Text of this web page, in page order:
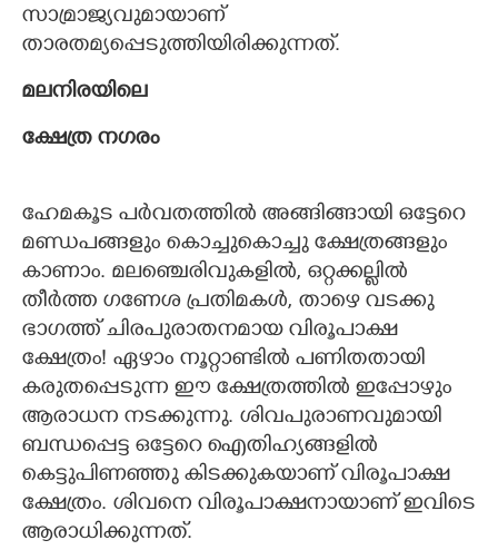
സാമ്രാജ്യവുമായാണ്
താരതമ്യപ്പെടുത്തിയിരിക്കുന്നത്.
മലനിരയിലെ
ക്ഷേത്ര നഗരം
ഹേമകൂട പർവതത്തിൽ അങ്ങിങ്ങായി ഒട്ടേറെ
മണ്ഡപങ്ങളും കൊച്ചുകൊച്ചു ക്ഷേത്രങ്ങളും
കാണാം. മല‍ഞ്ചെരിവുകളിൽ,​ ഒറ്റക്കല്ലിൽ
തീർത്ത ഗണേശ പ്രതിമകൾ,​ താഴെ വടക്കു
ഭാഗത്ത് ചിരപുരാതനമായ വിരൂപാക്ഷ
ക്ഷേത്രം! ഏഴാം നൂറ്റാണ്ടിൽ പണിതതായി
കരുതപ്പെടുന്ന ഈ ക്ഷേത്രത്തിൽ ഇപ്പോഴും
ആരാധന നടക്കുന്നു. ശിവപുരാണവുമായി
ബന്ധപ്പെട്ട ഒട്ടേറെ ഐതിഹ്യങ്ങളിൽ
കെട്ടുപിണഞ്ഞു കിടക്കുകയാണ് വിരൂപാക്ഷ
ക്ഷേത്രം. ശിവനെ വിരൂപാക്ഷനായാണ് ഇവിടെ
ആരാധിക്കുന്നത്.